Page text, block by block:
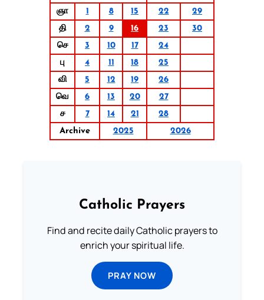
ஞா
1 8 15 22
29
தி
2 9 16 23
30
செ
3 10 17
24
பு
4 11 18
25
வி
5 12 19
26
வெ
6 13 20
27
ச
7 14 21
28
Archive
2025 2026
Catholic Prayers
Find and recite daily Catholic prayers to
enrich your spiritual life.
PRAY NOW